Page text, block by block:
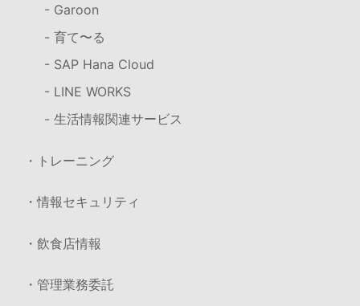
- Garoon
- 育て〜る
- SAP Hana Cloud
- LINE WORKS
- 生活情報関連サービス
・トレーニング
・情報セキュリティ
・飲食店情報
・管理業務委託